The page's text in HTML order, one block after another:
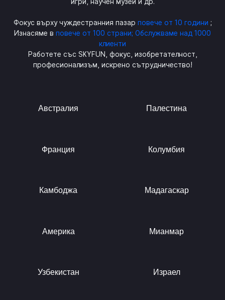
Фокус върху чуждестранния пазар повече от 10 години ;
Изнасяме в повече от 100 страни; Обслужваме над 1000
клиенти
Работете със SKYFUN, фокус, изобретателност,
професионализъм, искрено сътрудничество!
Австралия Палестина
Франция Колумбия
Камбоджа Мадагаскар
Америка Мианмар
Узбекистан Израел